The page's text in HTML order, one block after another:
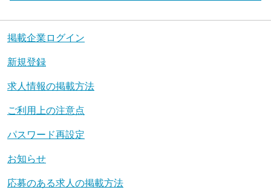
掲載企業ログイン
新規登録
求人情報の掲載方法
ご利用上の注意点
パスワード再設定
お知らせ
応募のある求人の掲載方法